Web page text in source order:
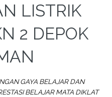
LISTRIK
2 DEPOK
GAYA BELAJAR DAN
BELAJAR MATA DIKLAT